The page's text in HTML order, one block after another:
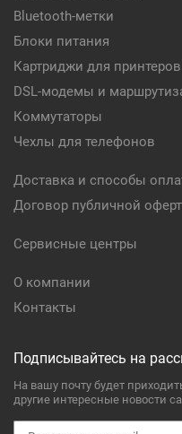
Bluetooth-метки
Блоки питания
Картриджи для
DSL-модемы и
Коммутаторы
Чехлы для телефонов
Доставка и способы
Договор публичной
Сервисные центры
О компании
Контакты
Подписывайтесь на
На вашу почту будет
другие интересные новости